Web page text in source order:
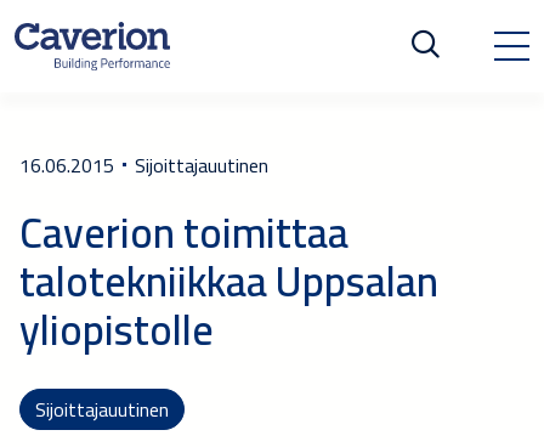
16.06.2015 Sijoittajauutinen
Caverion toimittaa
talotekniikkaa Uppsalan
yliopistolle
Sijoittajauutinen